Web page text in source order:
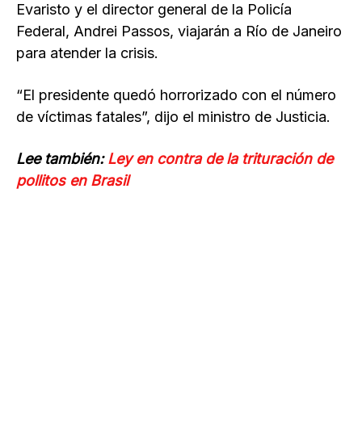
Evaristo y el director general de la Policía
Federal, Andrei Passos, viajarán a Río de Janeiro
para atender la crisis.
“El presidente quedó horrorizado con el número
de víctimas fatales”, dijo el ministro de Justicia.
Lee también:Ley en contra de la trituración de
pollitos en Brasil